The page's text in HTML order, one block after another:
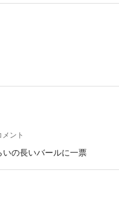
ント
の長いバールに一票